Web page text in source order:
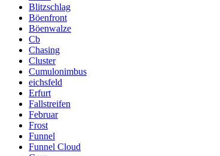
Blitzschlag
Böenfront
Böenwalze
Cb
Chasing
Cluster
Cumulonimbus
eichsfeld
Erfurt
Fallstreifen
Februar
Frost
Funnel
Funnel Cloud